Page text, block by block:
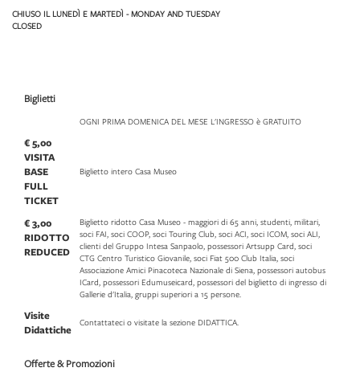
CHIUSO IL LUNEDÌ E MARTEDÌ - MONDAY AND TUESDAY
CLOSED
Biglietti
OGNI PRIMA DOMENICA DEL MESE L'INGRESSO è GRATUITO
€ 5,00
VISITA
BASE
FULL
TICKET
Biglietto intero Casa Museo
€ 3,00
RIDOTTO
REDUCED
Biglietto ridotto Casa Museo - maggiori di 65 anni, studenti, militari,
soci FAI, soci COOP, soci Touring Club, soci ACI, soci ICOM, soci ALI,
clienti del Gruppo Intesa Sanpaolo, possessori Artsupp Card, soci
CTG Centro Turistico Giovanile, soci Fiat 500 Club Italia, soci
Associazione Amici Pinacoteca Nazionale di Siena, possessori autobus
ICard, possessori Edumuseicard, possessori del biglietto di ingresso di
Gallerie d'Italia, gruppi superiori a 15 persone.
Visite
Didattiche
Contattateci o visitate la sezione DIDATTICA.
Offerte & Promozioni